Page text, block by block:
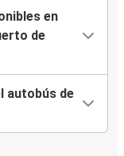
en
de
autobús de